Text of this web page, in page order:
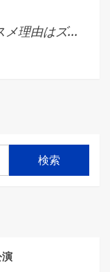
メ理由はズ...
検索